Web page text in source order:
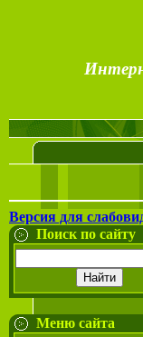
Интернет
Версия для
Поиск по сайту
Меню сайта